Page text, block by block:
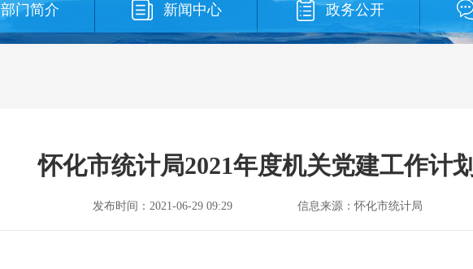
部门简介 新闻中心 政务公开
怀化市统计局2021年度机关党建工作计划
发布时间：2021-06-29 09:29 信息来源：怀化市统计局